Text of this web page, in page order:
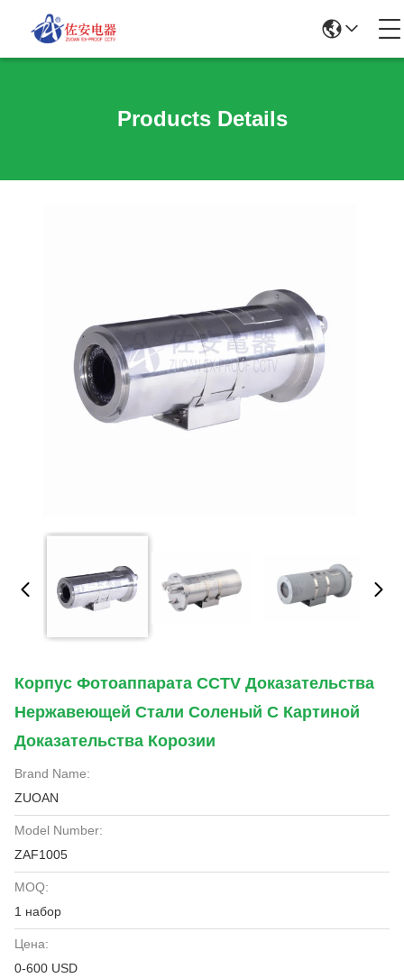
Products Details
Корпус Фотоаппарата CCTV Доказательства
Нержавеющей Стали Соленый С Картиной
Доказательства Корозии
Brand Name:
ZUOAN
Model Number:
ZAF1005
MOQ:
1 набор
Цена:
0-600 USD